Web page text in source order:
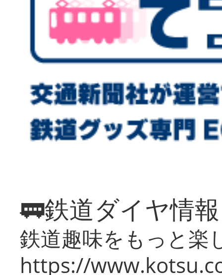
🚃鉄道ダイヤ情
鉄道趣味をもっと楽
https://